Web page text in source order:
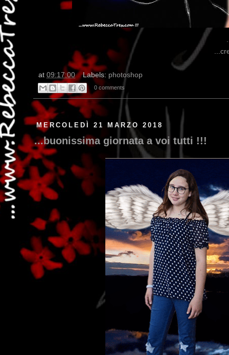
at 09:17:00 Labels: photoshop
0 comments
MERCOLEDÌ 21 MARZO 2018
...buonissima giornata a voi tutti !!!